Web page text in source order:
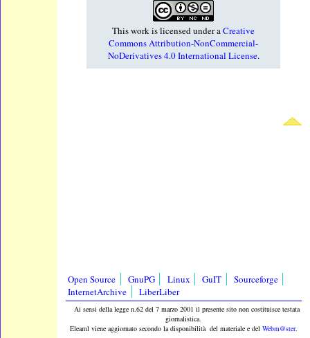
This work is licensed under aCreative
Commons Attribution-NonCommercial-
NoDerivatives 4.0 International License.
Open Source GnuPG Linux GuIT
Sourceforge
InternetArchive
LiberLiber
Ai sensi della legge n.62 del 7 marzo 2001 il presente sito non costituisce testata
giornalistica.
Eleaml viene aggiornato secondo la disponibilità del materiale e del Webm@ster.